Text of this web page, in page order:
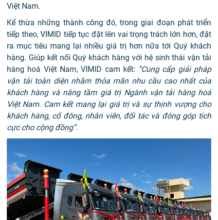
Việt Nam.
Kế thừa những thành công đó, trong giai đoạn phát triển
tiếp theo, VIMID tiếp tục đặt lên vai trọng trách lớn hơn, đặt
ra mục tiêu mang lại nhiều giá trị hơn nữa tới Quý khách
hàng. Giúp kết nối Quý khách hàng với hệ sinh thái vận tải
hàng hoá Việt Nam, VIMID cam kết: “Cung cấp giải pháp
vận tải toàn diện nhằm thỏa mãn nhu cầu cao nhất của
khách hàng và nâng tầm giá trị Ngành vận tải hàng hoá
Việt Nam. Cam kết mang lại giá trị và sự thịnh vượng cho
khách hàng, cổ đông, nhân viên, đối tác và đóng góp tích
cực cho cộng đồng”.